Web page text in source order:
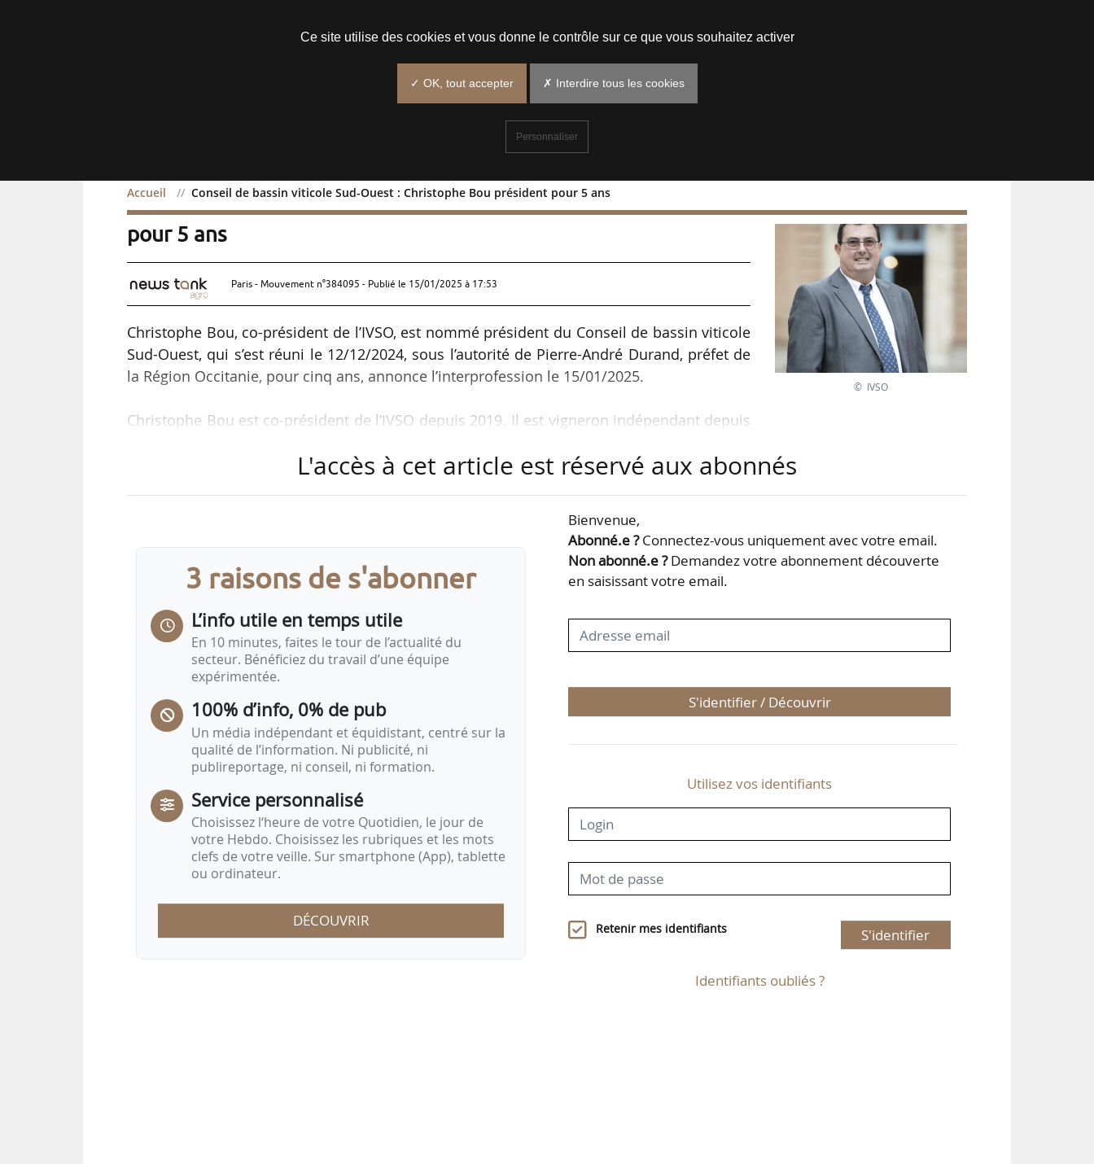
Accueil Conseil de bassin viticole Sud-Ouest : Christophe Bou président pour 5 ans
Conseil de bassin viticole Sud-Ouest : Christophe Bou président
pour 5 ans
Paris - Mouvement n°384095 - Publié le 15/01/2025 à 17:53
Christophe Bou, co-président de l’IVSO, est nommé président du Conseil de bassin viticole
Sud-Ouest, qui s’est réuni le 12/12/2024, sous l’autorité de Pierre-André Durand, préfet de
la Région Occitanie, pour cinq ans, annonce l’interprofession le 15/01/2025.
Christophe Bou est co-président de l’IVSO depuis 2019. Il est vigneron indépendant depuis
une période compliquée, marquée par le problème de la déconsommation, l’évolution des
en faisant évoluer l’architecture de la production régionale. À ce stade, il est…
© IVSO
L'accès à cet article est réservé aux abonnés
3 raisons de s'abonner
L’info utile en temps utile
En 10 minutes, faites le tour de l’actualité du
secteur. Bénéficiez du travail d’une équipe
expérimentée.
100% d’info, 0% de pub
Un média indépendant et équidistant, centré sur la
qualité de l’information. Ni publicité, ni
publireportage, ni conseil, ni formation.
Service personnalisé
Choisissez l‘heure de votre Quotidien, le jour de
votre Hebdo. Choisissez les rubriques et les mots
clefs de votre veille. Sur smartphone (App), tablette
ou ordinateur.
DÉCOUVRIR
Bienvenue,
Abonné.e ?Connectez-vous uniquement avec votre email.
Non abonné.e ?Demandez votre abonnement découverte
en saisissant votre email.
S'identifier / Découvrir
Utilisez vos identifiants
Retenir mes identifiants S'identifier
Identifiants oubliés ?
Ce site utilise des cookies et vous donne le contrôle sur ce que vous souhaitez activer
✓ OK, tout accepter ✗ Interdire tous les cookies
Personnaliser